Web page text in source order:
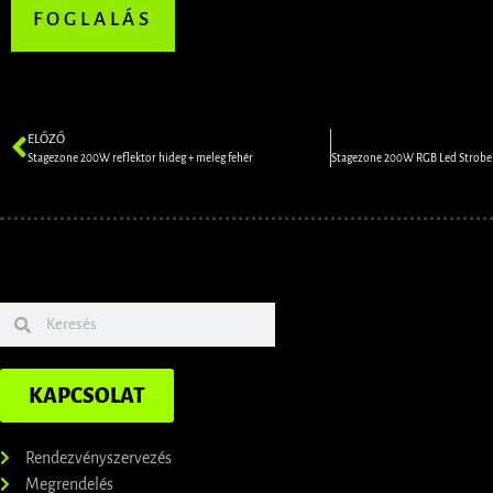
FOGLALÁS
ELŐZŐ
Stagezone 200W reflektor hideg + meleg fehér
KAPCSOLAT
Rendezvényszervezés
Megrendelés